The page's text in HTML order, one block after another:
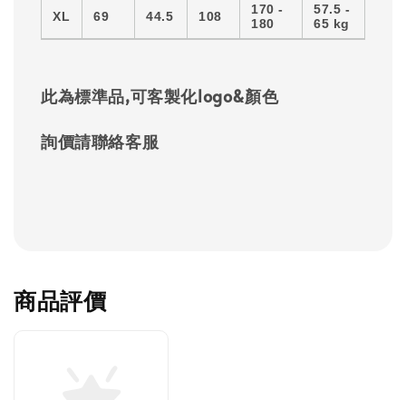
XL 69 44.5 108
170 -
180
57.5 -
65 kg
此為標準品,可客製化logo&顏色
詢價請聯絡客服
商品評價